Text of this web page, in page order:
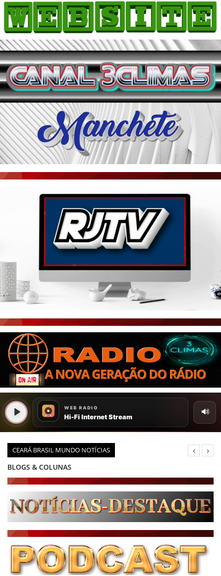
CEARÁ BRASIL MUNDO NOTÍCIAS
BLOGS & COLUNAS
PODCAST - PONTO DE VISTA
BRASIL DE FATO - ÚLTIMAS NOTÍCIAS
ÚLTIMAS NOTÍCIAS
NOTÍCIAS TAMBÉM NA TELA
HOME
COMO ANUNCIAR
JORNAIS DO BRASIL
PODCAST/NOTÍCIAS
AS NOTÍCIAS DO DIA
ACONTECEU...VIROU MANCHETE!
BLOGS & COLUNAS
AGÊNCIA DE NOTÍCIAS
CNN BRASIL
PORTAL CEARÁ
ÚLTIMAS POSTAGENS
BOAS NOTÍCIAS...VIRAM MANCHETE!
CEARÁ BRASIL NOTÍCIAS
CEARÁ BRASIL MUNDO 1
BRASIL DE FATO
NOTÍCIAS GERAIS
CONECTE-SE
REGISTO